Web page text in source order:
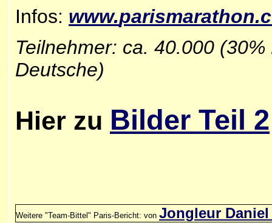
Infos: www.
Teilnehmer: ca. 40.000
Deutsche)
Hier zu Bilder Teil 2
Weitere "Team-Bittel" Paris-Bericht: von Jongleur Daniel